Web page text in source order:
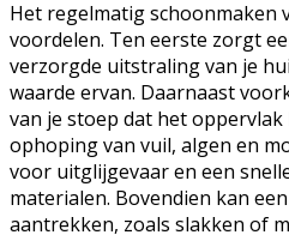
Het regelmatig schoonmaken
voordelen. Ten eerste zorgt
verzorgde uitstraling van je
waarde ervan. Daarnaast
van je stoep dat het
ophoping van vuil, algen en
voor uitglijgevaar en een
materialen. Bovendien kan
aantrekken, zoals slakken of